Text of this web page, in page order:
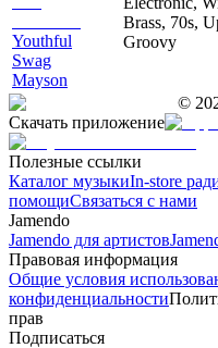
Youthful
Swag
Mayson
Brass, 70s,
Groovy
©
Скачать приложение
Полезные ссылки
Каталог музыкиIn-store
помощиСвязаться с нами
Jamendo
Jamendo для артистов
Правовая информация
Общие условия
конфиденциальности
прав
Подписаться